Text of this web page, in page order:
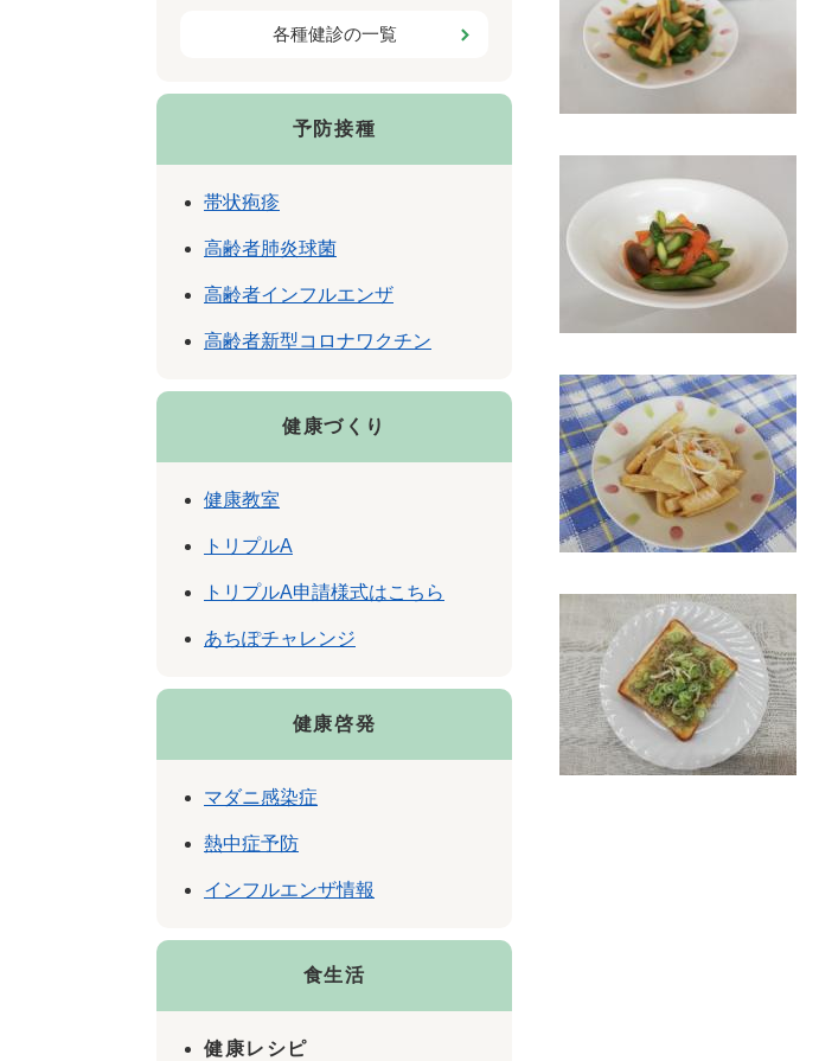
各種健診の一覧
予防接種
帯状疱疹
高齢者肺炎球菌
高齢者インフルエンザ
高齢者新型コロナワクチン
健康づくり
健康教室
トリプルA
トリプルA申請様式はこちら
あちぽチャレンジ
健康啓発
マダニ感染症
熱中症予防
インフルエンザ情報
食生活
健康レシピ